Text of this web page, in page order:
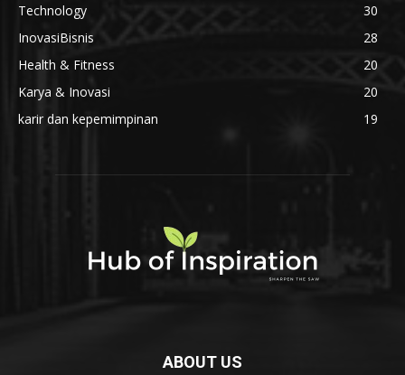
Technology
30
InovasiBisnis
28
Health & Fitness
20
Karya & Inovasi
20
karir dan kepemimpinan
19
ABOUT US